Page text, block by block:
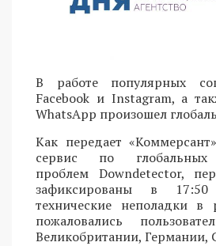
В работе популярных
Facebook и Instagram, а
WhatsApp произошел
Как передает
сервис по глобальных
проблем Downdetector,
зафиксированы в
технические неполадки в
пожаловались
Великобритании,